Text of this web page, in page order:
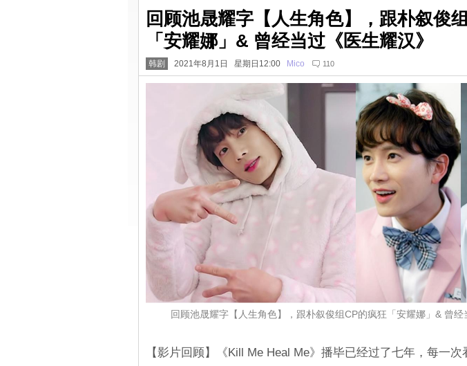
回顾池晟耀字【人生角色】，跟朴叙俊
「安耀娜」& 曾经当过《医生耀汉》
韩剧 2021年8月1日 星期日12:00 Mico 110
回顾池晟耀字【人生角色】，跟朴叙俊组CP的疯狂「安耀娜」& 曾经
【影片回顾】《Kill Me Heal Me》播毕已经过了七年，每一